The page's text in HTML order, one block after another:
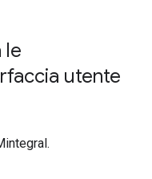
le
utente